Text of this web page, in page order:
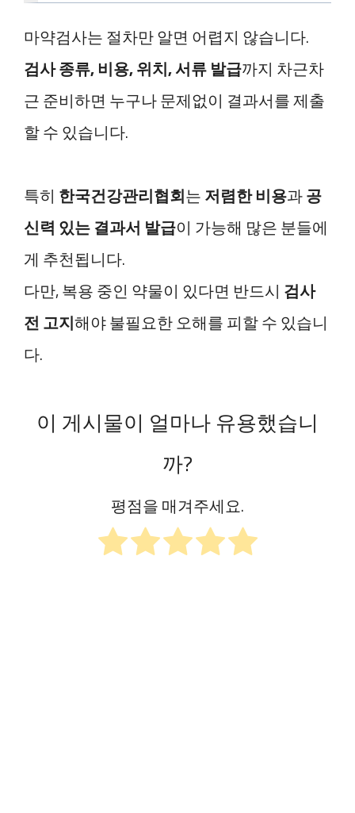
마약검사는 절차만 알면 어렵지 않습니다.
검사 종류, 비용, 위치, 서류 발급까지 차근차
근 준비하면 누구나 문제없이 결과서를 제출
할 수 있습니다.
특히 한국건강관리협회는저렴한 비용과공
신력 있는 결과서 발급이 가능해 많은 분들에
게 추천됩니다.
다만, 복용 중인 약물이 있다면 반드시 검사
전 고지해야 불필요한 오해를 피할 수 있습니
다.
이 게시물이 얼마나 유용했습니
까?
평점을 매겨주세요.